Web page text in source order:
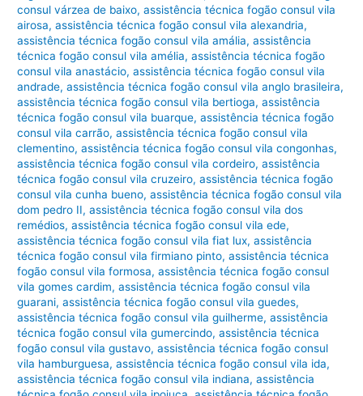
consul várzea de baixo,assistência técnica fogão consul vila
airosa,assistência técnica fogão consul vila alexandria,
assistência técnica fogão consul vila amália,assistência
técnica fogão consul vila amélia,assistência técnica fogão
consul vila anastácio,assistência técnica fogão consul vila
andrade,assistência técnica fogão consul vila anglo brasileira,
assistência técnica fogão consul vila bertioga,assistência
técnica fogão consul vila buarque,assistência técnica fogão
consul vila carrão,assistência técnica fogão consul vila
clementino,assistência técnica fogão consul vila congonhas,
assistência técnica fogão consul vila cordeiro,assistência
técnica fogão consul vila cruzeiro,assistência técnica fogão
consul vila cunha bueno,assistência técnica fogão consul vila
dom pedro II,assistência técnica fogão consul vila dos
remédios,assistência técnica fogão consul vila ede,
assistência técnica fogão consul vila fiat lux,assistência
técnica fogão consul vila firmiano pinto,assistência técnica
fogão consul vila formosa,assistência técnica fogão consul
vila gomes cardim,assistência técnica fogão consul vila
guarani,assistência técnica fogão consul vila guedes,
assistência técnica fogão consul vila guilherme,assistência
técnica fogão consul vila gumercindo,assistência técnica
fogão consul vila gustavo,assistência técnica fogão consul
vila hamburguesa,assistência técnica fogão consul vila ida,
assistência técnica fogão consul vila indiana,assistência